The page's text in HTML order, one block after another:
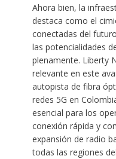
Ahora bien, la
destaca como el
conectadas del
las potencialidades
plenamente. Liberty
relevante en este
autopista de fibra
redes 5G en
esencial para los
conexión rápida y
expansión de radio
todas las regiones